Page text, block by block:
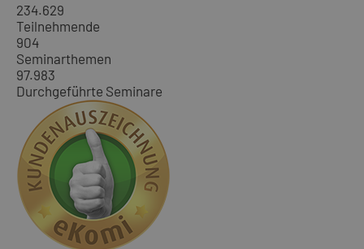
234.629
Teilnehmende
904
Seminarthemen
97.983
Durchgeführte Seminare